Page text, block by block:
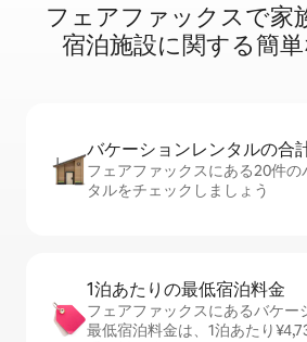
フェアファックスで家⁠
宿⁠泊⁠施⁠設⁠に関⁠す⁠る簡⁠
バケーションレ⁠ン⁠タ⁠ル⁠の合⁠
フェアファックスにある20件の
タルをチェックしましょう
1泊あたりの最⁠低⁠宿⁠泊⁠料⁠金
フェアファックスにあるバケー
最低宿泊料金は、1泊あたり